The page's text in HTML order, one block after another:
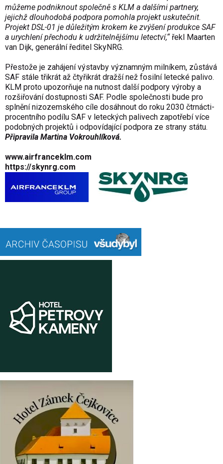
můžeme podniknout společně s KLM a dalšími partnery,
jejichž dlouhodobá podpora pomohla projekt uskutečnit.
Projekt DSL-01 je důležitým krokem ke zvýšení produkce SAF
a urychlení přechodu k udržitelnějšímu letectví,“ řekl Maarten
van Dijk, generální ředitel SkyNRG.
Přestože je zahájení výstavby významným milníkem, zůstává
SAF stále třikrát až čtyřikrát dražší než fosilní letecké palivo.
KLM proto upozorňuje na nutnost další podpory výroby a
rozšiřování dostupnosti SAF. Podle společnosti bude pro
splnění nizozemského cíle dosáhnout do roku 2030 čtrnácti­
procentního podílu SAF v leteckých palivech zapotřebí více
podobných projektů i odpovídající podpora ze strany státu.
Připravila Martina Vokrouhlíková.
www.airfranceklm.com
https://skynrg.com